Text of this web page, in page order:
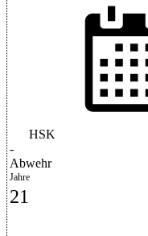
HSK
-
Abwehr
Jahre
21